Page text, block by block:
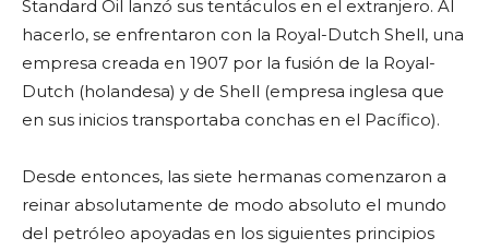
Standard Oil lanzó sus tentáculos en el extranjero. Al
hacerlo, se enfrentaron con la Royal-Dutch Shell, una
empresa creada en 1907 por la fusión de la Royal-
Dutch (holandesa) y de Shell (empresa inglesa que
en sus inicios transportaba conchas en el Pacífico).
Desde entonces, las siete hermanas comenzaron a
reinar absolutamente de modo absoluto el mundo
del petróleo apoyadas en los siguientes principios